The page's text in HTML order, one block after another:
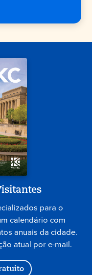
para o
calendário com
anuais da cidade.
atual por e-mail.